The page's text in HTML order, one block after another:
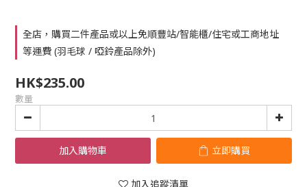
全店，購買二件產品或以上免順豐站/智能櫃/住宅或工商地址
等運費 (羽毛球 / 啞鈴產品除外)
HK$235.00
數量
加入購物車 立即購買
加入追蹤清單